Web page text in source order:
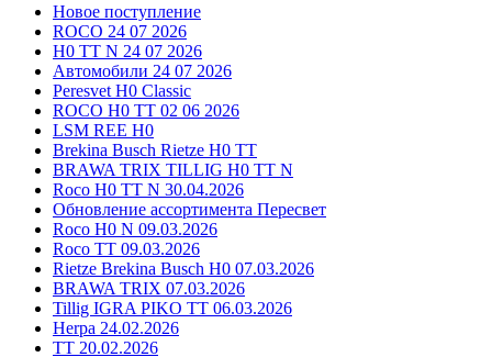
Новое поступление
ROCO 24 07 2026
H0 TT N 24 07 2026
Автомобили 24 07 2026
Peresvet H0 Classic
ROCO H0 TT 02 06 2026
LSM REE H0
Brekina Busch Rietze H0 TT
BRAWA TRIX TILLIG H0 TT N
Roco H0 TT N 30.04.2026
Обновление ассортимента Пересвет
Roco H0 N 09.03.2026
Roco TT 09.03.2026
Rietze Brekina Busch H0 07.03.2026
BRAWA TRIX 07.03.2026
Tillig IGRA PIKO TT 06.03.2026
Herpa 24.02.2026
TT 20.02.2026